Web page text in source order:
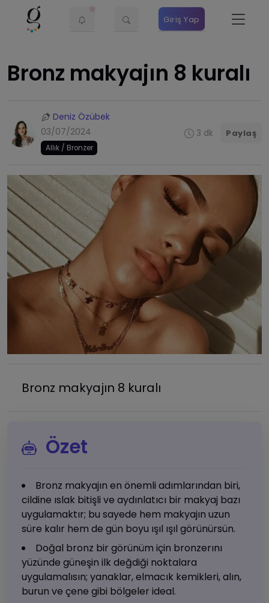
Giriş Yap
Bronz makyajın 8 kuralı
Deniz Özübek
03/07/2024
Allık / Bronzer
3 dk Paylaş
Bronz makyajın 8 kuralı
Özet
Bronz makyajın en önemli adımlarından biri,
cildine ıslak bitişli ve aydınlatıcı bir makyaj bazı
uygulamaktır; bu sayede hem makyajın uzun
süre kalır hem de gün boyu ışıl ışıl görünürsün.
Doğal bronz bir görünüm için bronzerını
yüzünde güneşin ilk değdiği noktalara
uygulamalısın; yanaklar, elmacık kemikleri, alın,
burun ve çene gibi bölgeler ideal.